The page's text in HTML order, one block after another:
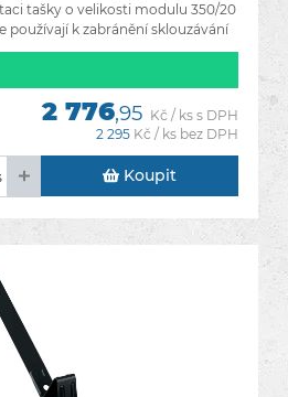
tašky o velikosti modulu 350/20
používají k zabránění sklouzávání
2 776,95 Kč / ks s DPH
2 295 Kč / ks bez DPH
Koupit